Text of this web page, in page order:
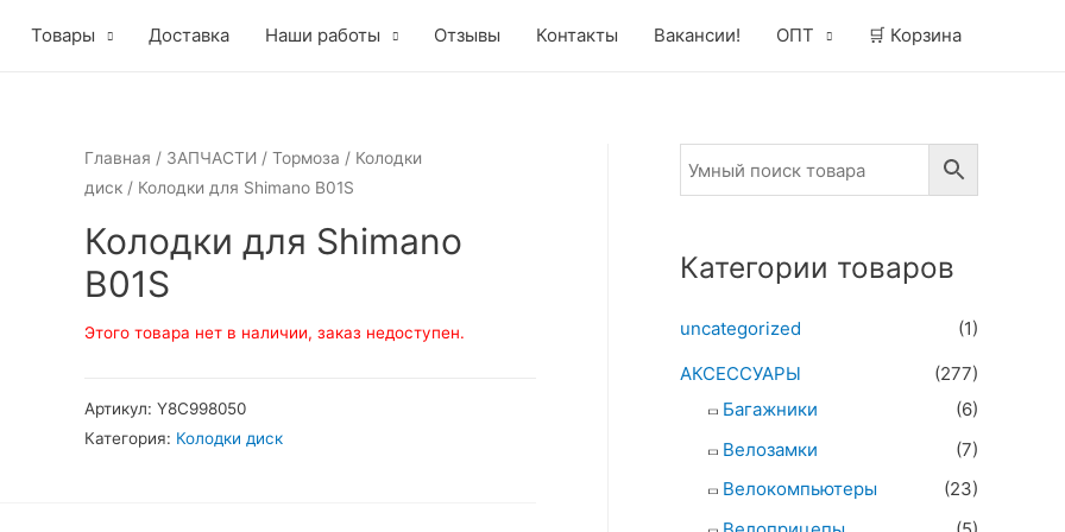
Товары Доставка Наши работы Отзывы Контакты Вакансии! ОПТ 🛒 Корзина
Главная / ЗАПЧАСТИ / Тормоза / Колодки
диск/ Колодки для Shimano B01S
Колодки для Shimano
B01S
Этого товара нет в наличии, заказ недоступен.
Артикул: Y8C998050
Категория: Колодки диск
Категории товаров
uncategorized
(1)
АКСЕССУАРЫ
(277)
Багажники
(6)
Велозамки
(7)
Велокомпьютеры
(23)